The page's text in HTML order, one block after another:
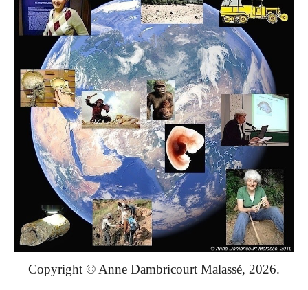
Copyright © Anne Dambricourt Malassé, 2026.